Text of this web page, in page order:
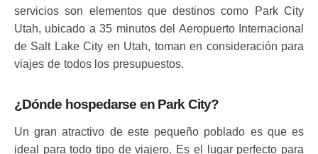
servicios son elementos que destinos como Park City
Utah, ubicado a 35 minutos del Aeropuerto Internacional
de Salt Lake City en Utah, toman en consideración para
viajes de todos los presupuestos.
¿Dónde hospedarse en Park City?
Un gran atractivo de este pequeño poblado es que es
ideal para todo tipo de viajero. Es el lugar perfecto para